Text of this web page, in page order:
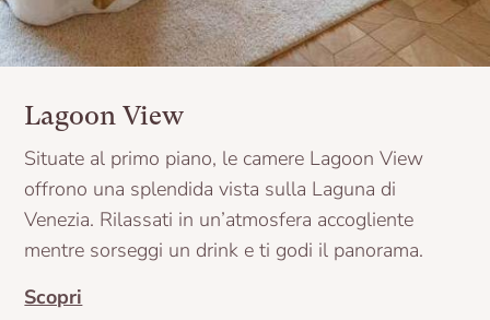
Lagoon View
Situate al primo piano, le camere Lagoon View
offrono una splendida vista sulla Laguna di
Venezia. Rilassati in un’atmosfera accogliente
mentre sorseggi un drink e ti godi il panorama.
Scopri